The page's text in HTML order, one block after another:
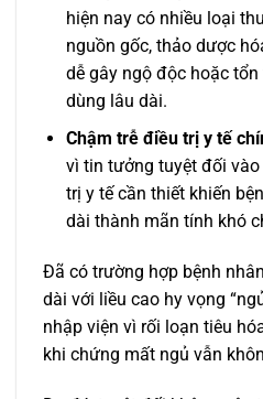
hiện nay có nhiều loại
nguồn gốc, thảo dược
dễ gây ngộ độc hoặc
dùng lâu dài.
Chậm trễ điều trị y tế
vì tin tưởng tuyệt đối
trị y tế cần thiết khiến
dài thành mãn tính khó
Đã có trường hợp bệnh
dài với liều cao hy vọng
nhập viện vì rối loạn tiêu
khi chứng mất ngủ vẫn